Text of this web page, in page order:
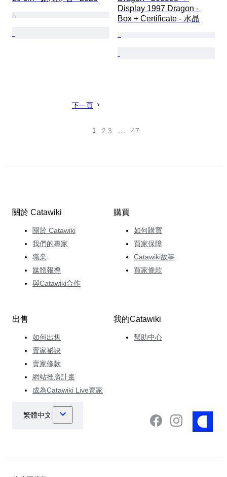
Display 1997 Dragon -
Box + Certificate - 水晶
下一頁
1 2 3 … 47
關於 Catawiki
關於 Catawiki
我們的專家
職業
媒體報導
與Catawiki合作
購買
如何購買
買家保障
Catawiki故事
買家條款
出售
如何出售
賣家祕訣
賣家條款
網站推廣計畫
成為Catawiki Live賣家
我的Catawiki
幫助中心